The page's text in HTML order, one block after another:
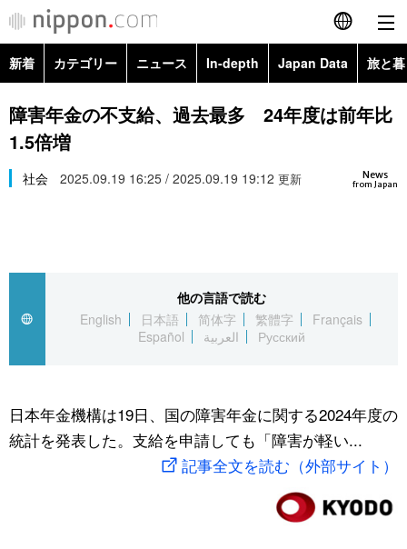
English
简体字
Русский
カテゴリー
経済・ビジネス
国際
文化
トップ
アーカイブ
In-depth
Japan Data
動画/Live
新着 カテゴリー ニュース In-depth Japan Data 旅と
政治・外交
経済・ビジネス
スポーツ・東京2020
Topics
障害年金の不支給、過去最多 24年度は前年比
1.5倍増
News
from Japan
社会 2025.09.19 16:25 / 2025.09.19 19:12 更新
他の言語で読む
English
日本語 简体字 繁體字
Français
Español
العربية Русский
日本年金機構は19日、国の障害年金に関する2024年度の
統計を発表した。支給を申請しても「障害が軽い...
記事全文を読む（外部サイト）